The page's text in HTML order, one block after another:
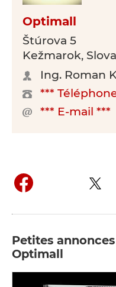
Optimall
Štúrova 5
Kežmarok,
Ing. Roman
***
*** E-mail ***
Petites
Optimall